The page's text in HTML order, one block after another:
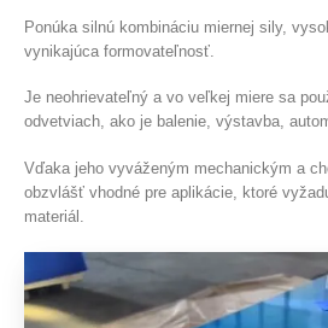
Ponúka silnú kombináciu miernej sily,
vynikajúca formovateľnosť.
Je neohrievateľný a vo veľkej miere sa
odvetviach, ako je balenie, výstavba,
Vďaka jeho vyváženým mechanickým a
obzvlášť vhodné pre aplikácie, ktoré
materiál.